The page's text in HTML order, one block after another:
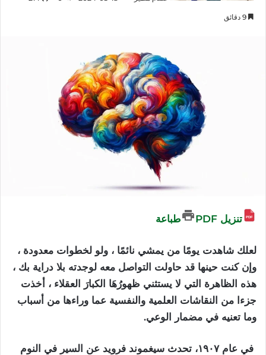
تنزيل PDF طباعة
لعلك شاهدت يومًا من يمشي نائمًا ، ولو لخطوات معدودة ،
وإن كنت حينها قد حاولت التواصل معه لوجدته بلا دراية بك ،
هذه الظاهرة التي لا يستثني ظهورُهَا الكبارَ العقلاء ، أخذت
جزءا من النقاشات العلمية والنفسية عما وراءها من أسباب
وما تعنيه في مضمار الوعي.
في عام ١٩٠٧، تحدث سيغموند فرويد عن السير في النوم